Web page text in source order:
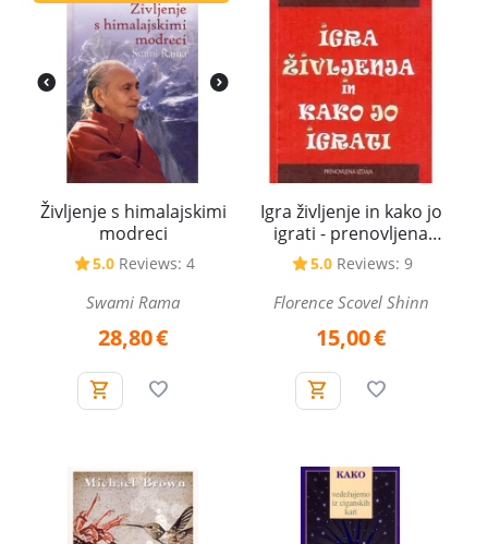
Življenje s himalajskimi
modreci
5.0 Reviews: 4
Swami Rama
28,80€
Igra življenje in kako jo
igrati - prenovljena
izdaja
5.0 Reviews: 9
Florence Scovel Shinn
15,00€